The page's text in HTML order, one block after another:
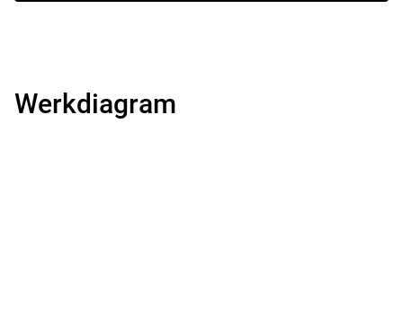
Werkdiagram